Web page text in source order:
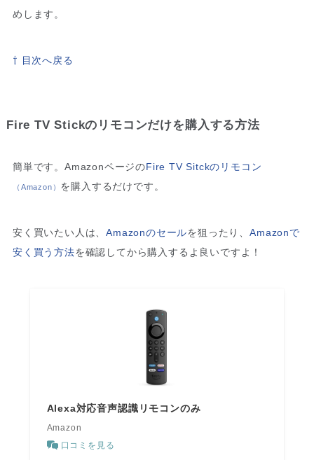
めします。
⇧ 目次へ戻る
Fire TV Stickのリモコンだけを購入する方法
簡単です。AmazonページのFire TV Sitckのリモコン
（Amazon） を購入するだけです。
安く買いたい人は、Amazonのセールを狙ったり、Amazonで
安く買う方法を確認してから購入するよ良いですよ！
Alexa対応音声認識リモコンのみ
Amazon
口コミを見る